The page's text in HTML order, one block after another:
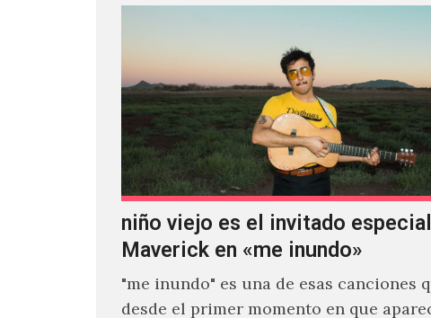
niño viejo es el invitado
Maverick en «me inundo»
"me inundo" es una de esas canciones
desde el primer momento en que